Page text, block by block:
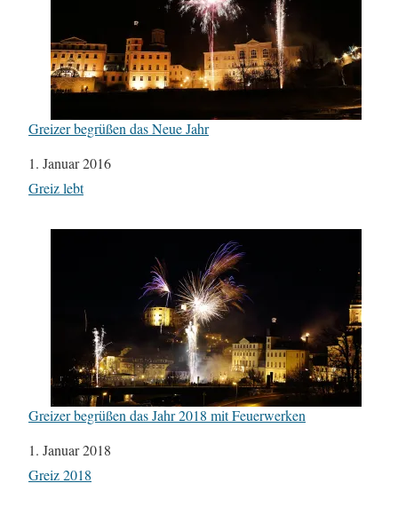
Greizer begrüßen das Neue Jahr
Datum
1. Januar 2016
In Bezug auf
Greiz lebt
Greizer begrüßen das Jahr 2018 mit Feuerwerken
Datum
1. Januar 2018
In Bezug auf
Greiz 2018